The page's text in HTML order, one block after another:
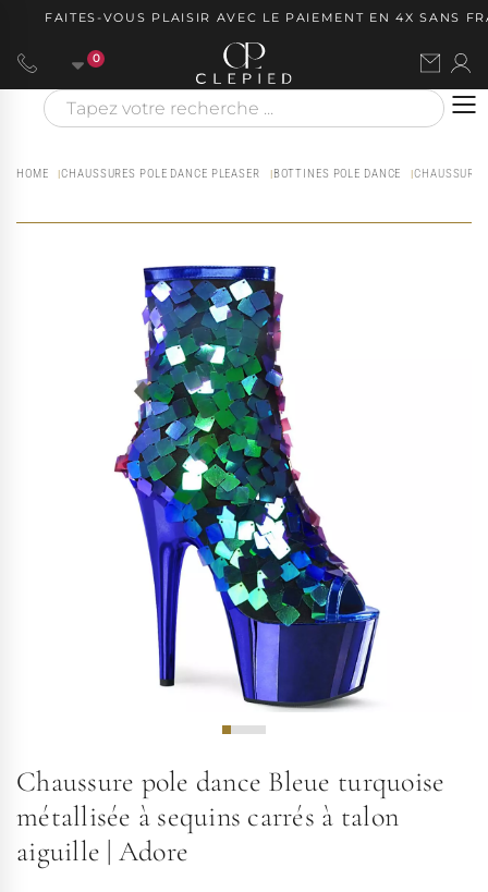
FAITES-VOUS PLAISIR AVEC LE PAIEMENT EN 4X SANS
0
HOME CHAUSSURES POLE DANCE PLEASER BOTTINES POLE DANCE
Chaussure pole dance Bleue turquoise
métallisée à sequins carrés à talon
aiguille | Adore